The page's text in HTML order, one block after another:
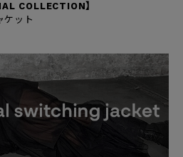
COLLECTION】
ケット